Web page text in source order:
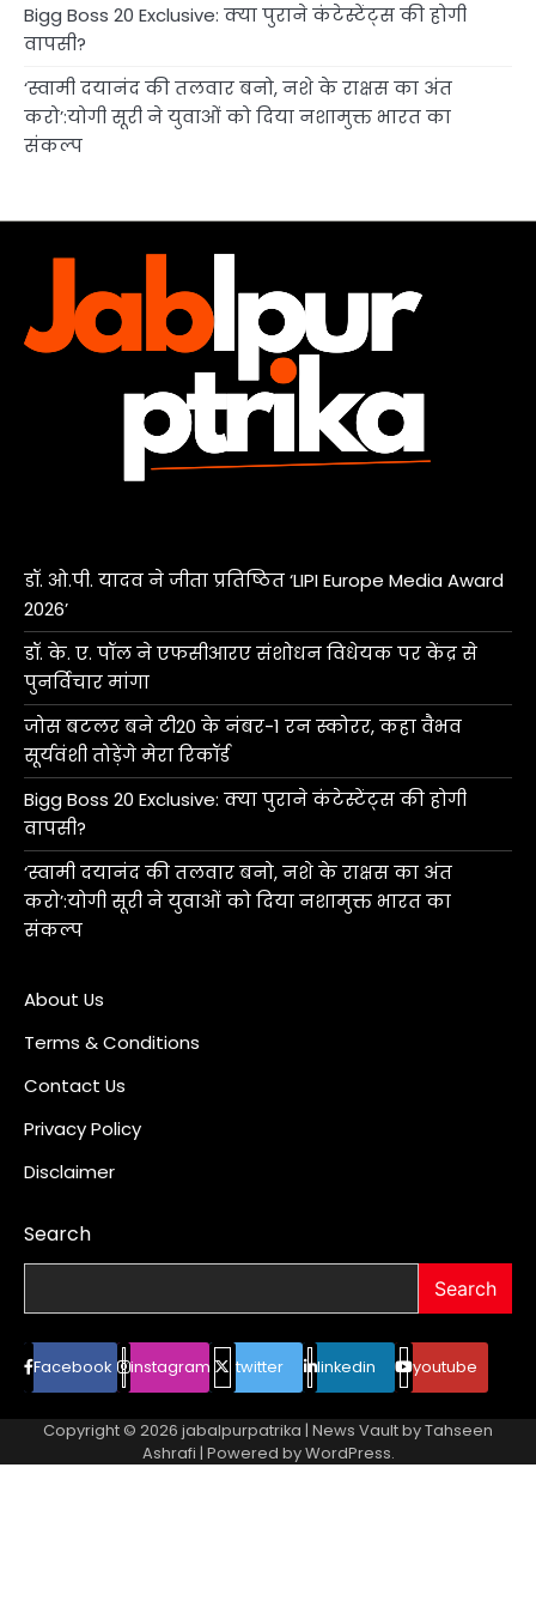
Bigg Boss 20 Exclusive: क्या पुराने कंटेस्टेंट्स की होगी
वापसी?
‘स्वामी दयानंद की तलवार बनो, नशे के राक्षस का अंत
करो’:योगी सूरी ने युवाओं को दिया नशामुक्त भारत का
संकल्प
डॉ. ओ.पी. यादव ने जीता प्रतिष्ठित ‘LIPI Europe Media Award
2026’
डॉ. के. ए. पॉल ने एफसीआरए संशोधन विधेयक पर केंद्र से
पुनर्विचार मांगा
जोस बटलर बने टी20 के नंबर-1 रन स्कोरर, कहा वैभव
सूर्यवंशी तोड़ेंगे मेरा रिकॉर्ड
Bigg Boss 20 Exclusive: क्या पुराने कंटेस्टेंट्स की होगी
वापसी?
‘स्वामी दयानंद की तलवार बनो, नशे के राक्षस का अंत
करो’:योगी सूरी ने युवाओं को दिया नशामुक्त भारत का
संकल्प
About Us
Terms & Conditions
Contact Us
Privacy Policy
Disclaimer
Search
Search
Facebook instagram twitter linkedin youtube
Copyright © 2026 jabalpurpatrika | News Vault byTahseen
Ashrafi | Powered byWordPress.